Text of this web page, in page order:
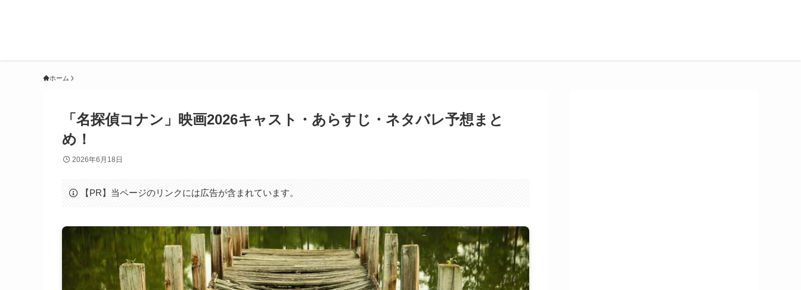
ホーム
「名探偵コナン」映画2026キャスト・あらすじ・ネタバレ予想まと
め！
2026年6月18日
【PR】当ページのリンクには広告が含まれています。